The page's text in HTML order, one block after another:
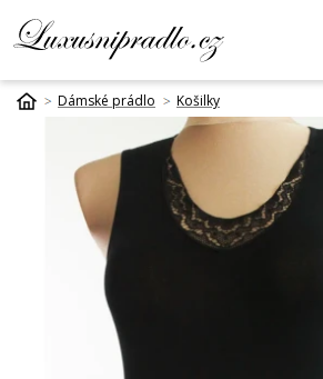
Dámské prádlo Košilky